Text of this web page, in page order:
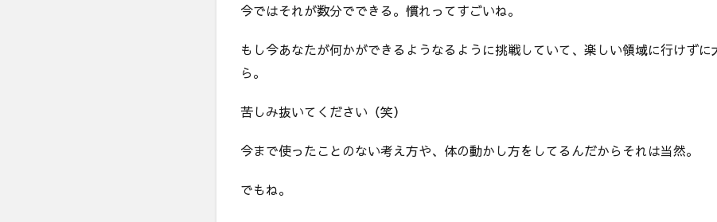
今ではそれが数分でできる。慣れってすごいね。
もし今あなたが何かができるようなるように挑戦していて、楽しい領域に行けずに
ら。
苦しみ抜いてください（笑）
今まで使ったことのない考え方や、体の動かし方をしてるんだからそれは当然。
でもね。